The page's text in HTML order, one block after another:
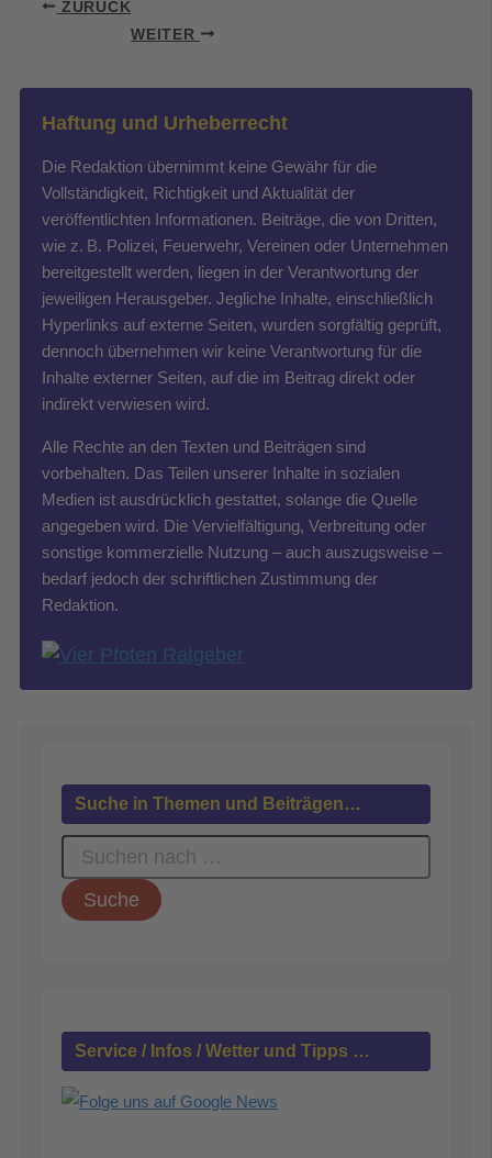
ZURÜCK
WEITER
Haftung und Urheberrecht
Die Redaktion übernimmt keine Gewähr für die
Vollständigkeit, Richtigkeit und Aktualität der
veröffentlichten Informationen. Beiträge, die von Dritten,
wie z. B. Polizei, Feuerwehr, Vereinen oder Unternehmen
bereitgestellt werden, liegen in der Verantwortung der
jeweiligen Herausgeber. Jegliche Inhalte, einschließlich
Hyperlinks auf externe Seiten, wurden sorgfältig geprüft,
dennoch übernehmen wir keine Verantwortung für die
Inhalte externer Seiten, auf die im Beitrag direkt oder
indirekt verwiesen wird.
Alle Rechte an den Texten und Beiträgen sind
vorbehalten. Das Teilen unserer Inhalte in sozialen
Medien ist ausdrücklich gestattet, solange die Quelle
angegeben wird. Die Vervielfältigung, Verbreitung oder
sonstige kommerzielle Nutzung – auch auszugsweise –
bedarf jedoch der schriftlichen Zustimmung der
Redaktion.
Suche in Themen und Beiträgen…
c
h
:
Service / Infos / Wetter und Tipps …